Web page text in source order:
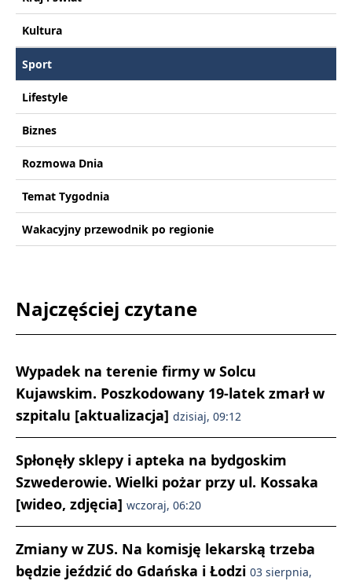
Kultura
Sport
Lifestyle
Biznes
Rozmowa Dnia
Temat Tygodnia
Wakacyjny przewodnik po regionie
Najczęściej czytane
Wypadek na terenie firmy w Solcu
Kujawskim. Poszkodowany 19-latek zmarł w
szpitalu [aktualizacja] dzisiaj, 09:12
Spłonęły sklepy i apteka na bydgoskim
Szwederowie. Wielki pożar przy ul. Kossaka
[wideo, zdjęcia] wczoraj, 06:20
Zmiany w ZUS. Na komisję lekarską trzeba
będzie jeździć do Gdańska i Łodzi 03 sierpnia,